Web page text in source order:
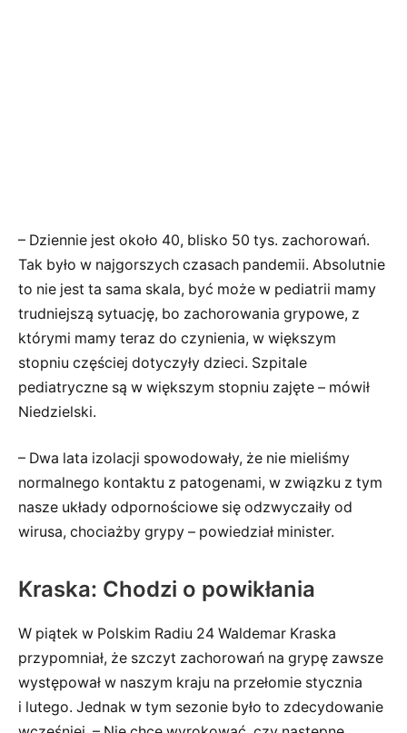
– Dziennie jest około 40, blisko 50 tys. zachorowań.
Tak było w najgorszych czasach pandemii. Absolutnie
to nie jest ta sama skala, być może w pediatrii mamy
trudniejszą sytuację, bo zachorowania grypowe, z
którymi mamy teraz do czynienia, w większym
stopniu częściej dotyczyły dzieci. Szpitale
pediatryczne są w większym stopniu zajęte – mówił
Niedzielski.
– Dwa lata izolacji spowodowały, że nie mieliśmy
normalnego kontaktu z patogenami, w związku z tym
nasze układy odpornościowe się odzwyczaiły od
wirusa, chociażby grypy – powiedział minister.
Kraska: Chodzi o powikłania
W piątek w Polskim Radiu 24 Waldemar Kraska
przypomniał, że szczyt zachorowań na grypę zawsze
występował w naszym kraju na przełomie stycznia
i lutego. Jednak w tym sezonie było to zdecydowanie